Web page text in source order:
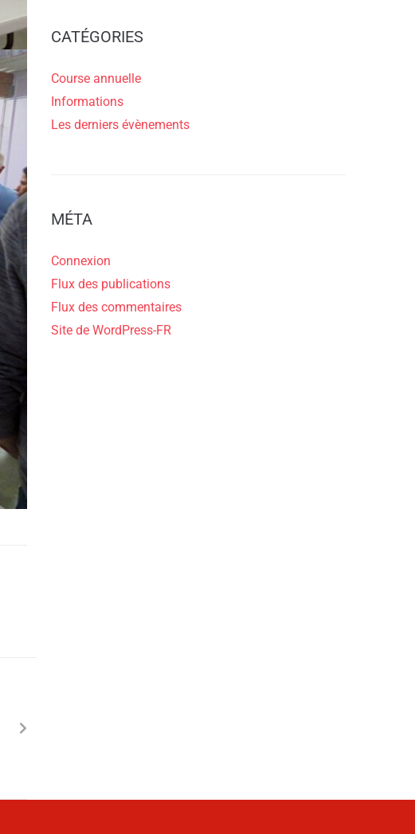
CATÉGORIES
Course annuelle
Informations
Les derniers évènements
MÉTA
Connexion
Flux des publications
Flux des commentaires
Site de WordPress-FR